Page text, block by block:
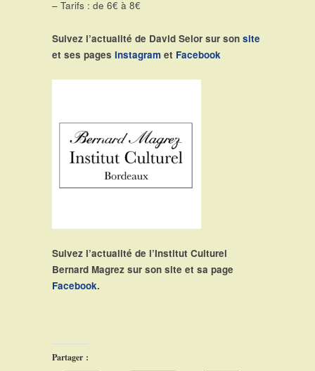
– Tarifs : de 6€ à 8€
Suivez l’actualité de David Selor sur son site
et ses pages Instagram et Facebook
Suivez l’actualité de l’Institut Culturel
Bernard Magrez sur son site et sa page
Facebook.
Partager :